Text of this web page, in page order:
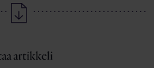
artikkeli